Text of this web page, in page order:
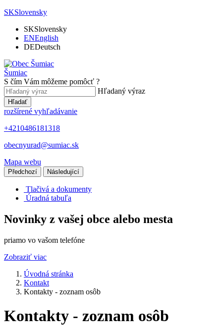
SKSlovensky
SKSlovensky
ENEnglish
DEDeutsch
Šumiac
S čím Vám môžeme pomôcť ?
Hľadaný výraz
Hľadať
rozšírené vyhľadávanie
+4210486181318
obecnyurad@sumiac.sk
Mapa webu
Předchozí Následující
Tlačivá a dokumenty
Úradná tabuľa
Novinky z vašej obce alebo mesta
priamo vo vašom telefóne
Zobraziť viac
Úvodná stránka
Kontakt
Kontakty - zoznam osôb
Kontakty - zoznam osôb